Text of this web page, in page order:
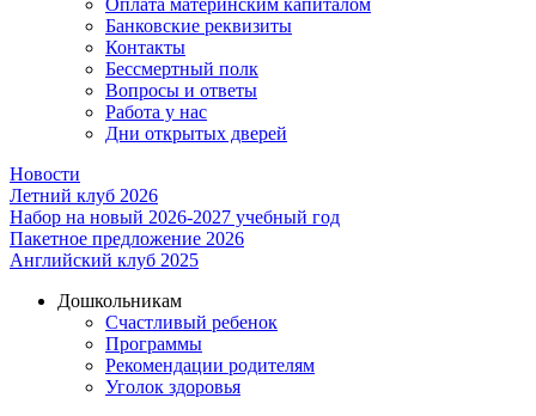
Оплата материнским капиталом
Банковские реквизиты
Контакты
Бессмертный полк
Вопросы и ответы
Работа у нас
Дни открытых дверей
Новости
Летний клуб 2026
Набор на новый 2026-2027 учебный год
Пакетное предложение 2026
Английский клуб 2025
Дошкольникам
Счастливый ребенок
Программы
Рекомендации родителям
Уголок здоровья